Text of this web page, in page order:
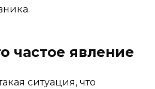
частое явление
ситуация, что